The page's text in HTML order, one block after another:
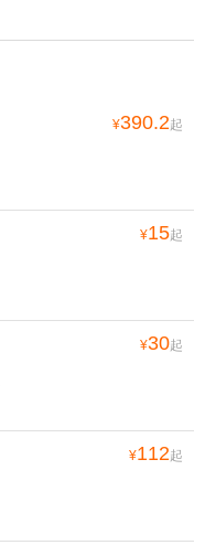
¥390.2起
¥15起
¥30起
¥112起